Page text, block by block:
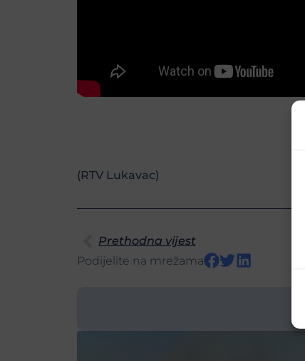
(RTV Lukavac)
Prethodna vijest
Podijelite na mrežama